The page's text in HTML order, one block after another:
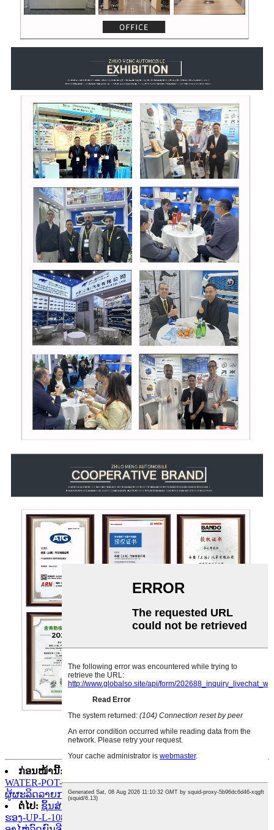
ກ່ອນໜ້ານີ້:
WATER-POT-10461961 zhuo meng ອຸປະກອນເສີມອາໄຫຼ່ລົດຍົນຈີນ
ຜູ້ຜະລິດລາຍການອາໄຫຼ່ລົດຍົນ mg
ຕໍ່ໄປ: ຊິ້ນສ່ວນລົດຍົນ SAIC MG HS(LINGHANG) ຖັງນ້ຳ ເບາະ
ຮອງ-UP-L-10896136-R-10896134 zhuo meng ອຸປະກອນເສີມ